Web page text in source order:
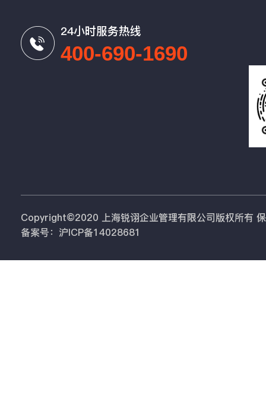
24小时服务热线
400-690-1690
Copyright©2020 上海锐诩企业管理有限公司版权所有
备案号：沪ICP备14028681